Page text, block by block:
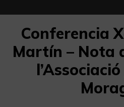
Conferencia
Martín – Nota